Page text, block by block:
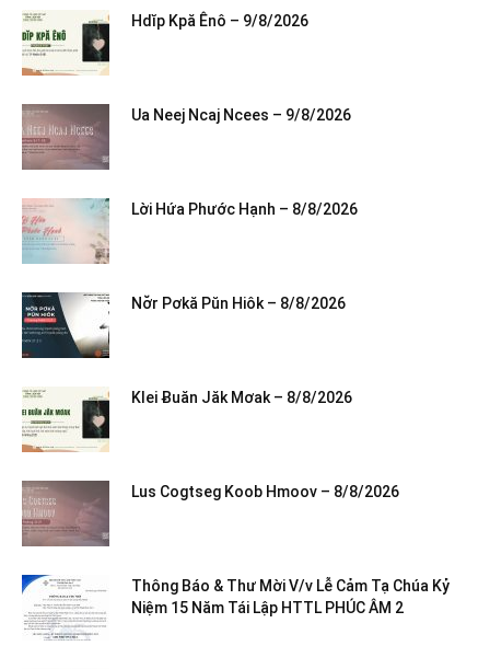
Hdĭp Kpă Ênô – 9/8/2026
Ua Neej Ncaj Ncees – 9/8/2026
Lời Hứa Phước Hạnh – 8/8/2026
Nơ̆r Pơkă Pŭn Hiôk – 8/8/2026
Klei Ƀuăn Jăk Mơak – 8/8/2026
Lus Cogtseg Koob Hmoov – 8/8/2026
Thông Báo & Thư Mời V/v Lễ Cảm Tạ Chúa Kỷ
Niệm 15 Năm Tái Lập HTTL PHÚC ÂM 2